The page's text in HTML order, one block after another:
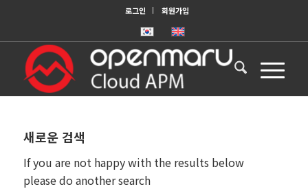
로그인 회원가입
새로운 검색
If you are not happy with the results below
please do another search